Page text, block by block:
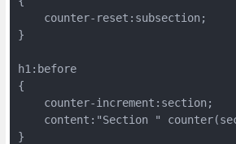
    counter-reset:subsection;
}
h1:before
{
    counter-increment:section;
content:"Section "
}